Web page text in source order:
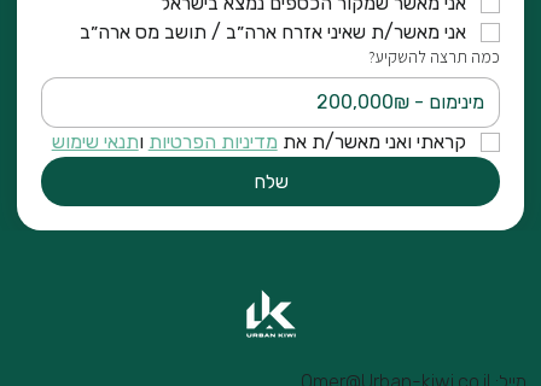
אני מאשר/ת שאיני אזרח ארה״ב / תושב מס ארה״ב
כמה תרצה להשקיע?
קראתי ואני מאשר/ת את מדיניות הפרטיות ותנאי שימוש
שלח